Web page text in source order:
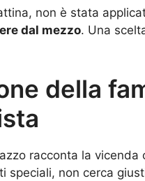
non è stata
dal mezzo. Una
della
racconta la
speciali, non cerca